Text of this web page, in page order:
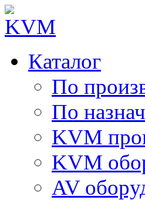
Каталог
По
По
KVM
KVM
AV